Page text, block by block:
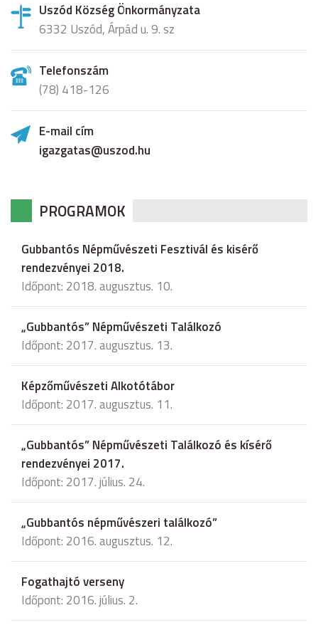
Uszód Község Önkormányzata
6332 Uszód, Árpád u. 9. sz
Telefonszám
(78) 418-126
E-mail cím
igazgatas@uszod.hu
PROGRAMOK
Gubbantós Népművészeti Fesztivál és kisérő
rendezvényei 2018.
Időpont: 2018. augusztus. 10.
„Gubbantós” Népművészeti Találkozó
Időpont: 2017. augusztus. 13.
Képzőművészeti Alkotótábor
Időpont: 2017. augusztus. 11.
„Gubbantós” Népművészeti Találkozó és kísérő
rendezvényei 2017.
Időpont: 2017. július. 24.
„Gubbantós népművészeri találkozó”
Időpont: 2016. augusztus. 12.
Fogathajtó verseny
Időpont: 2016. július. 2.